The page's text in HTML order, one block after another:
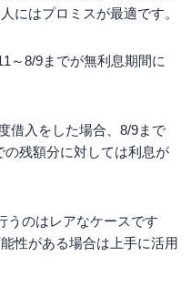
にはプロミスが最適です。
～8/9までが無利息期間に
借入をした場合、8/9まで
残額分に対しては利息が
うのはレアなケースです
性がある場合は上手に活用